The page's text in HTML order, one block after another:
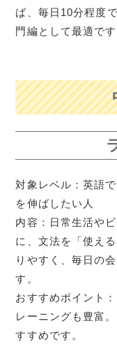
ば、毎日10分程度
門編として最適です
対象レベル：英語
を伸ばしたい人
内容：日常生活や
に、文法を「使え
りやすく、毎日の
す。
おすすめポイント
レーニングも豊富
すすめです。